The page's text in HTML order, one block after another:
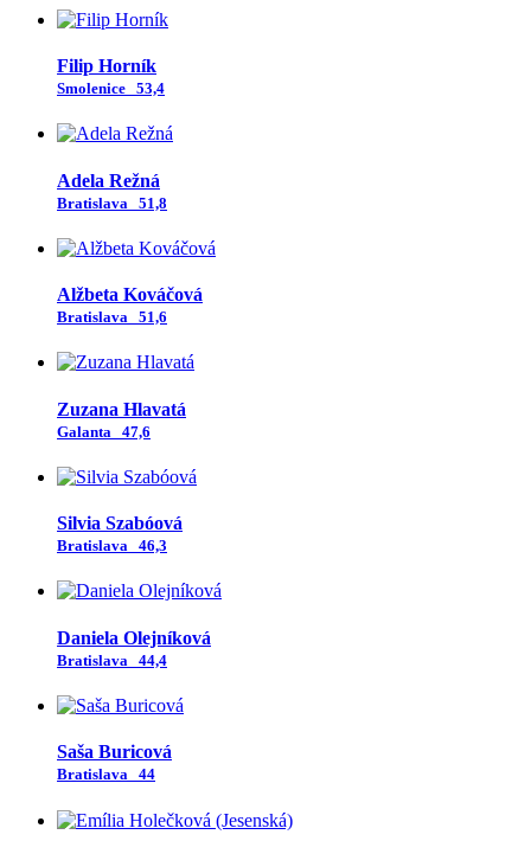
Filip Horník
Smolenice 53,4
Adela Režná
Bratislava 51,8
Alžbeta Kováčová
Bratislava 51,6
Zuzana Hlavatá
Galanta 47,6
Silvia Szabóová
Bratislava 46,3
Daniela Olejníková
Bratislava 44,4
Saša Buricová
Bratislava 44